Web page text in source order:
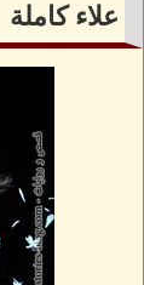
علاء كاملة